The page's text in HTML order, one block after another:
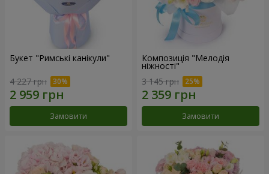
Букет "Римські канікули"
4 227 грн
Замовити
Композиція "Мелодія
ніжності"
3 145 грн
Замовити